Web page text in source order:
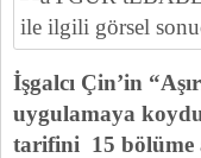
İşgalcı Çin’in
uygulamaya
tarifini 15 bölüme